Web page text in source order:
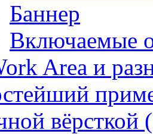
Баннер
Включаемые
Area и
вёрсткой